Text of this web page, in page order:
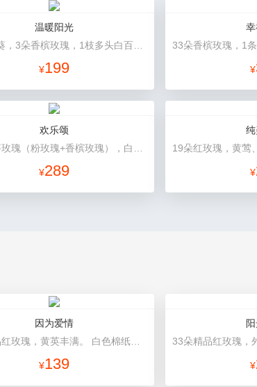
温暖阳光
¥199 ¥
欢乐颂
¥289
纯
19朵红玫瑰，黄莺
¥
因为爱情
¥139 ¥